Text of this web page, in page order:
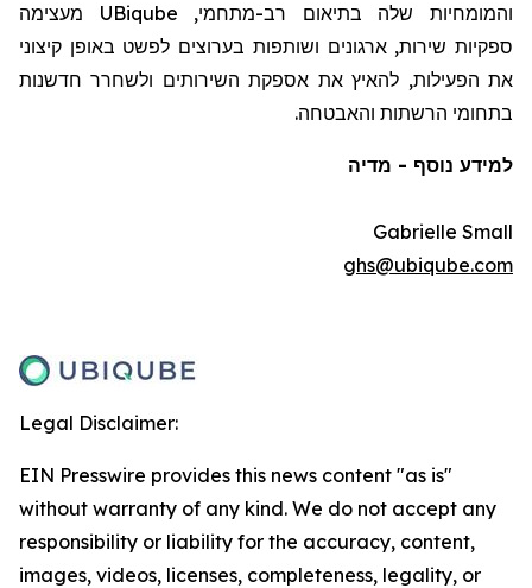
והמומחיות שלה בתיאום רב-מתחמי, UBiqube מעצימה
ספקיות שירות, ארגונים ושותפות בערוצים לפשט באופן קיצוני
את הפעילות, להאיץ את אספקת השירותים ולשחרר חדשנות
בתחומי הרשתות והאבטחה.
למידע נוסף - מדיה
Gabrielle Small
ghs@ubiqube.com
Legal Disclaimer:
EIN Presswire provides this news content "as is"
without warranty of any kind. We do not accept any
responsibility or liability for the accuracy, content,
images, videos, licenses, completeness, legality, or